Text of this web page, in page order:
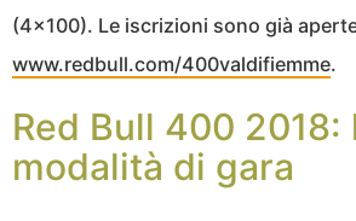
(4×100). Le iscrizioni sono già
www.redbull.com/400valdifiemme.
Red Bull 400 2018:
modalità di gara